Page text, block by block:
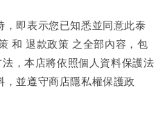
即表示您已知悉並同意此泰
和 退款政策 之全部內容，包
，本店將依照個人資料保護法
並遵守商店隱私權保護政